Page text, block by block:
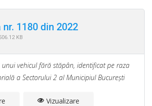
1180 din 2022
KB
vehicul fără stăpân, identificat pe raza
a Sectorului 2 al Municipiul Bucureşti
Vizualizare